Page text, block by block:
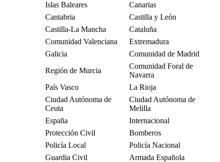
Islas Baleares
Canarias
Cantabria
Castilla y León
Castilla-La Mancha
Cataluña
Comunidad Valenciana
Extremadura
Galicia
Comunidad de Madrid
Región de Murcia
Comunidad Foral de
Navarra
País Vasco
La Rioja
Ciudad Autónoma de
Ceuta
Ciudad Autónoma de
Melilla
España
Internacional
Protección Civil
Bomberos
Policía Local
Policía Nacional
Guardia Civil
Armada Española